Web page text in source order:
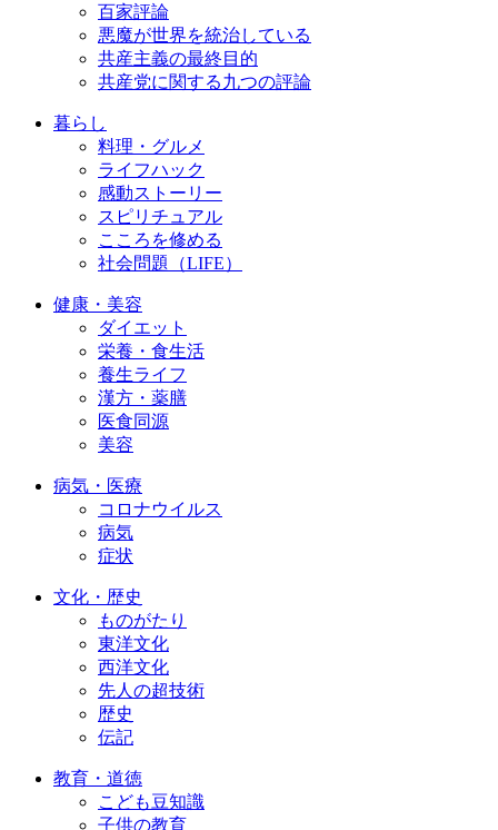
百家評論
悪魔が世界を統治している
共産主義の最終目的
共産党に関する九つの評論
暮らし
料理・グルメ
ライフハック
感動ストーリー
スピリチュアル
こころを修める
社会問題（LIFE）
健康・美容
ダイエット
栄養・食生活
養生ライフ
漢方・薬膳
医食同源
美容
病気・医療
コロナウイルス
病気
症状
文化・歴史
ものがたり
東洋文化
西洋文化
先人の超技術
歴史
伝記
教育・道徳
こども豆知識
子供の教育